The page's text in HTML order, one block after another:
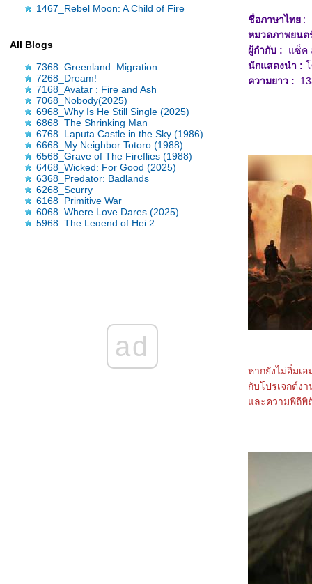
1467_Rebel Moon: A Child of Fire
All Blogs
7368_Greenland: Migration
7268_Dream!
7168_Avatar : Fire and Ash
7068_Nobody(2025)
6968_Why Is He Still Single (2025)
6868_The Shrinking Man
6768_Laputa Castle in the Sky (1986)
6668_My Neighbor Totoro (1988)
6568_Grave of The Fireflies (1988)
6468_Wicked: For Good (2025)
6368_Predator: Badlands
6268_Scurry
6168_Primitive War
6068_Where Love Dares (2025)
5968_The Legend of Hei 2
5168_Sword-bearing Guard Su Xiaoli
5068_Be Yourself (2025)
4968_When Destiny Brings the Demon
ad
ชื่อภาษาไทย :
หมวดภาพยนต
ผู้กำกับ :
ซ็ค
นักแสดงนำ :
ความยาว :
หากยังไม่อิ่มเ
กับโปรเจกต์ง
ละความพิถีพิถั